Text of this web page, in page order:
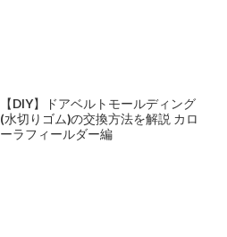
【DIY】ドアベルトモールディング
(水切りゴム)の交換方法を解説 カロ
ーラフィールダー編